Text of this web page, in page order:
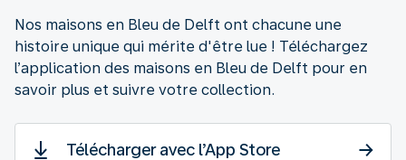
Nos maisons en Bleu de Delft ont chacune une
histoire unique qui mérite d'être lue ! Téléchargez
l’application des maisons en Bleu de Delft pour en
savoir plus et suivre votre collection.
Télécharger avec l’App Store